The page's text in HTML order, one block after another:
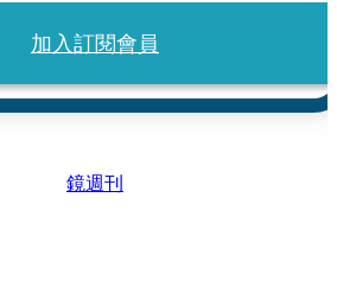
加入訂閱會員
鏡週刊